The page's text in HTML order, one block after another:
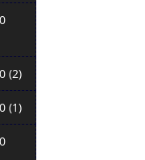
(2)
(1)